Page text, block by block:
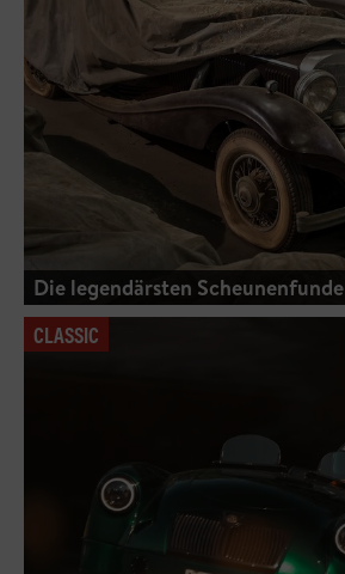
Die legendärsten Scheunenfunde
CLASSIC